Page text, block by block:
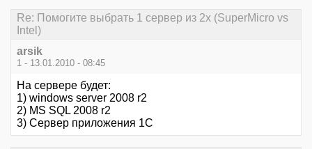
Re: Помогите выбрать 1 сервер из 2х (SuperMicro vs
Intel)
arsik
1 - 13.01.2010 - 08:45
На сервере будет:
1) windows server 2008 r2
2) MS SQL 2008 r2
3) Сервер приложения 1С